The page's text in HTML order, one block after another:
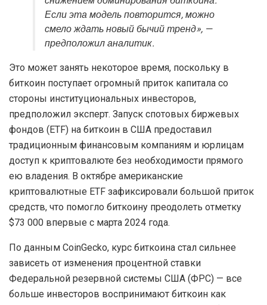
Если эта модель повторится, можно
смело ждать новый бычий тренд», —
предположил аналитик.
Это может занять некоторое время, поскольку в
биткоин поступает огромный приток капитала со
стороны институциональных инвесторов,
предположил эксперт. Запуск спотовых биржевых
фондов (ETF) на биткоин в США предоставил
традиционным финансовым компаниям и юрлицам
доступ к криптовалюте без необходимости прямого
ею владения. В октябре американские
криптовалютные ETF зафиксировали большой приток
средств, что помогло биткоину преодолеть отметку
$73 000 впервые с марта 2024 года.
По данным CoinGecko, курс биткоина стал сильнее
зависеть от изменения процентной ставки
Федеральной резервной системы США (ФРС) — все
больше инвесторов воспринимают биткоин как